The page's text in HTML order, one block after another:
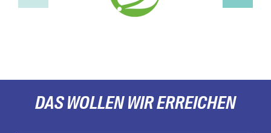
DAS WOLLEN WIR ERREICHEN